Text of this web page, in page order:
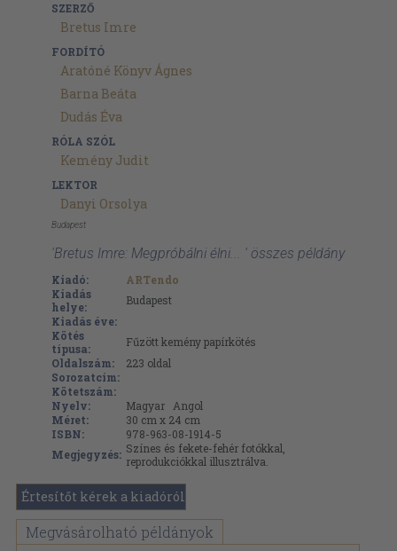
SZERZŐ
Bretus Imre
FORDÍTÓ
Aratóné Könyv Ágnes
Barna Beáta
Dudás Éva
RÓLA SZÓL
Kemény Judit
LEKTOR
Danyi Orsolya
Budapest
'Bretus Imre: Megpróbálni élni... ' összes példány
Kiadó:
ARTendo
Kiadás
helye:
Budapest
Kiadás éve:
Kötés
típusa:
Fűzött kemény papírkötés
Oldalszám:
223 oldal
Sorozatcím:
Kötetszám:
Nyelv:
Magyar
Angol
Méret:
30 cm x 24 cm
ISBN:
978-963-08-1914-5
Megjegyzés: Színes és fekete-fehér fotókkal,
reprodukciókkal illusztrálva.
Értesítőt kérek a kiadóról
Megvásárolható példányok